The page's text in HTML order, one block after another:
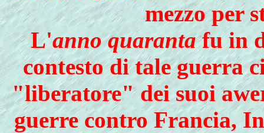
mezzo per
L'anno quarantafu in
contesto di tale guerra
"liberatore" dei suoi
guerre contro Francia,